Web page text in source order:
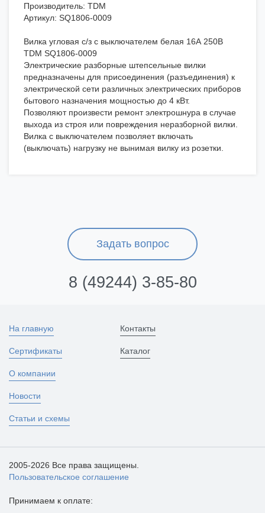
Производитель: TDM
Артикул: SQ1806-0009
Вилка угловая с/з с выключателем белая 16А 250В
TDM SQ1806-0009
Электрические разборные штепсельные вилки
предназначены для присоединения (разъединения) к
электрической сети различных электрических приборов
бытового назначения мощностью до 4 кВт.
Позволяют произвести ремонт электрошнура в случае
выхода из строя или повреждения неразборной вилки.
Вилка с выключателем позволяет включать
(выключать) нагрузку не вынимая вилку из розетки.
Задать вопрос
8 (49244) 3-85-80
На главную
Сертификаты
О компании
Новости
Статьи и схемы
Контакты
Каталог
2005-2026 Все права защищены.
Пользовательское соглашение
Принимаем к оплате: